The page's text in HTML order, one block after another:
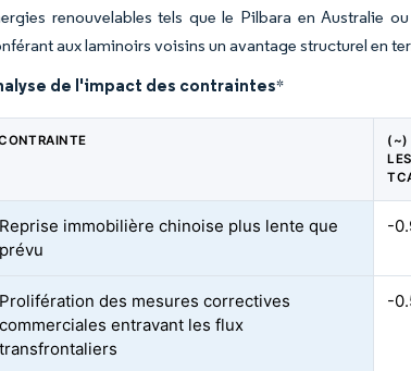
renouvelables tels que le Pilbara en Australie
aux laminoirs voisins un avantage structurel en
de l'impact des contraintes*
(~)
Reprise immobilière chinoise plus lente que
prévu
-
Prolifération des mesures correctives
commerciales entravant les flux
transfrontaliers
-